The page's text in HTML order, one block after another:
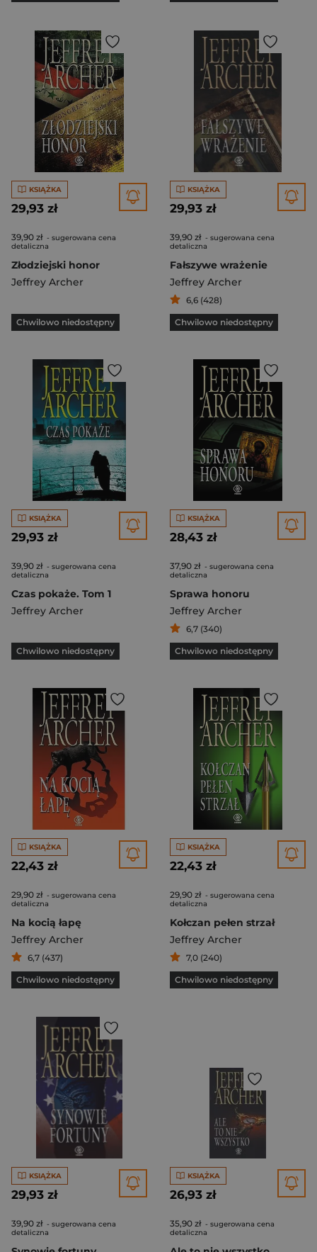
KSIĄŻKA
29,93 zł
39,90 zł - sugerowana cena
detaliczna
Złodziejski honor
Jeffrey Archer
Chwilowo niedostępny
KSIĄŻKA
29,93 zł
39,90 zł - sugerowana cena
detaliczna
Fałszywe wrażenie
Jeffrey Archer
6,6 (428)
Chwilowo niedostępny
KSIĄŻKA
29,93 zł
39,90 zł - sugerowana cena
detaliczna
Czas pokaże. Tom 1
Jeffrey Archer
Chwilowo niedostępny
KSIĄŻKA
28,43 zł
37,90 zł - sugerowana cena
detaliczna
Sprawa honoru
Jeffrey Archer
6,7 (340)
Chwilowo niedostępny
KSIĄŻKA
22,43 zł
29,90 zł - sugerowana cena
detaliczna
Na kocią łapę
Jeffrey Archer
6,7 (437)
Chwilowo niedostępny
KSIĄŻKA
22,43 zł
29,90 zł - sugerowana cena
detaliczna
Kołczan pełen strzał
Jeffrey Archer
7,0 (240)
Chwilowo niedostępny
KSIĄŻKA
29,93 zł
39,90 zł - sugerowana cena
detaliczna
KSIĄŻKA
26,93 zł
35,90 zł - sugerowana cena
detaliczna